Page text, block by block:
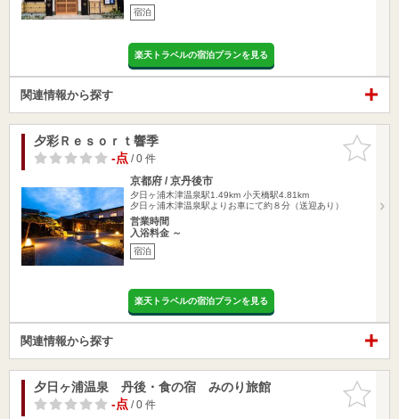
宿泊
楽天トラベルの宿泊プランを見る
関連情報から探す
お気に入
りに追加
夕彩Ｒｅｓｏｒｔ響季
-点/ 0 件
京都府 / 京丹後市
夕日ヶ浦木津温泉駅1.49km 小天橋駅4.81km
夕日ヶ浦木津温泉駅よりお車にて約８分（送迎あり）
営業時間
入浴料金 ～
宿泊
楽天トラベルの宿泊プランを見る
関連情報から探す
お気に入
りに追加
夕日ヶ浦温泉 丹後・食の宿 みのり旅館
-点/ 0 件